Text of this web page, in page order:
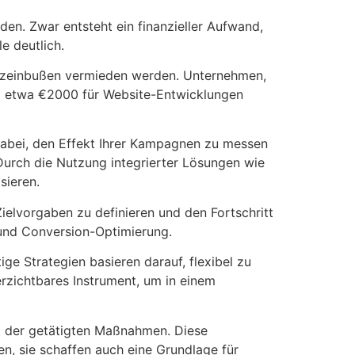
Zwar entsteht ein finanzieller Aufwand,
deutlich.
vermieden werden. Unternehmen,
€2000 für Website-Entwicklungen
den Effekt Ihrer Kampagnen zu messen
die Nutzung integrierter Lösungen wie
zu definieren und den Fortschritt
Conversion-Optimierung.
Strategien basieren darauf, flexibel zu
Instrument, um in einem
getätigten Maßnahmen. Diese
sie schaffen auch eine Grundlage für